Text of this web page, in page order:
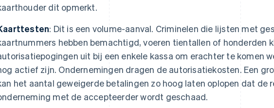
dit opmerkt.
: Dit is een volume-aanval. Criminelen die lijsten met
hebben bemachtigd, voeren tientallen of honderden
uit bij een enkele kassa om erachter te komen
actief zijn. Ondernemingen dragen de autorisatiekosten. Een
het aantal geweigerde betalingen zo hoog laten oplopen dat de
met de accepteerder wordt geschaad.